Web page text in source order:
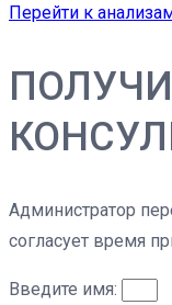
Перейти к
Администратор
согласует время
Введите имя: